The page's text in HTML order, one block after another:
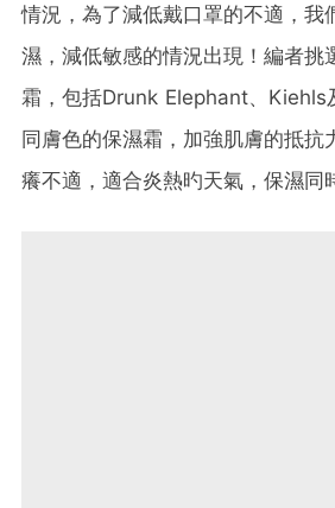
情況，為了減低戴口罩的不適，我
濕，減低敏感的情況出現！編者挑
霜，包括Drunk Elephant、Kiehls
同膚色的保濕霜，加強肌膚的抵抗
癢不適，適合炎熱旳天氣，保濕同